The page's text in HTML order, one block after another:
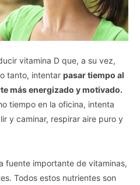
vitamina D que, a su vez,
tanto, intentar pasar tiempo al
más energizado y motivado.
tiempo en la oficina, intenta
y caminar, respirar aire puro y
fuente importante de vitaminas,
Todos estos nutrientes son